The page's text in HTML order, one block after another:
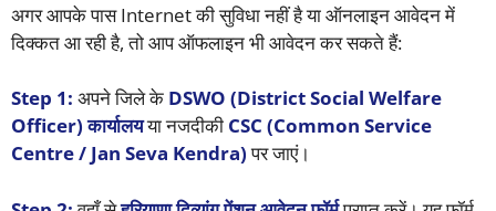
अगर आपके पास Internet की सुविधा नहीं है या ऑनलाइन आवेदन में
दिक्कत आ रही है, तो आप ऑफलाइन भी आवेदन कर सकते हैं:
Step 1: अपने जिले के DSWO (District Social Welfare
Officer) कार्यालयया नजदीकी CSC (Common Service
Centre / Jan Seva Kendra)पर जाएं।